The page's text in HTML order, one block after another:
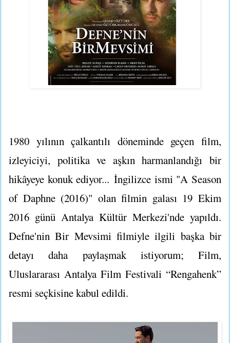
1980 yılının çalkantılı döneminde geçen film,
izleyiciyi, politika ve aşkın harmanlandığı bir
hikâyeye konuk ediyor... İngilizce ismi "A Season
of Daphne (2016)" olan filmin galası 19 Ekim
2016 günü Antalya Kültür Merkezi'nde yapıldı.
Defne'nin Bir Mevsimi filmiyle ilgili başka bir
detayı daha paylaşmak istiyorum; Film,
Uluslararası Antalya Film Festivali “Rengahenk”
resmi seçkisine kabul edildi.